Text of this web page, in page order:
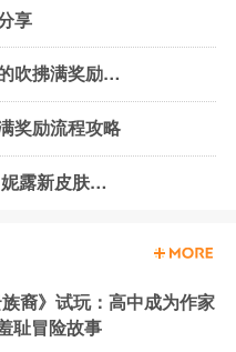
享
原神4.8北风闪尘吹流直面狂风的吹拂满奖励流程攻略
奖励流程攻略
原神4.8妮露新皮肤价格是多少 妮露新皮肤获取方法
族裔》试玩：高中成为作家
耻冒险故事